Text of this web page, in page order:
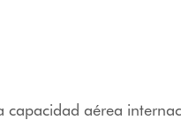
capacidad aérea